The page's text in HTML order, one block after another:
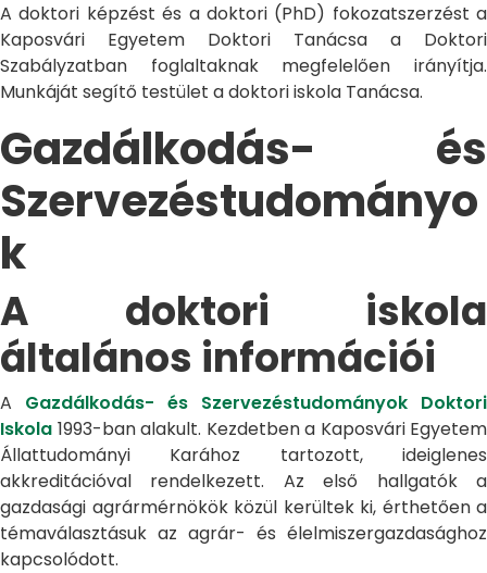
A doktori képzést és a doktori (PhD) fokozatszerzést a
Kaposvári Egyetem Doktori Tanácsa a Doktori
Szabályzatban foglaltaknak megfelelően irányítja.
Munkáját segítő testület a doktori iskola Tanácsa.
Gazdálkodás- és
Szervezéstudományo
k
A doktori iskola
általános információi
A Gazdálkodás- és Szervezéstudományok Doktori
Iskola 1993-ban alakult. Kezdetben a Kaposvári Egyetem
Állattudományi Karához tartozott, ideiglenes
akkreditációval rendelkezett. Az első hallgatók a
gazdasági agrármérnökök közül kerültek ki, érthetően a
témaválasztásuk az agrár- és élelmiszergazdasághoz
kapcsolódott.